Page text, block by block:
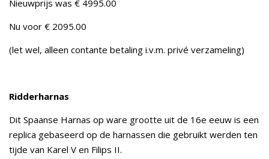
Nieuwprijs was € 4995.00
Nu voor € 2095.00
(let wel, alleen contante betaling i.v.m. privé verzameling)
Ridderharnas
Dit Spaanse Harnas op ware grootte uit de 16e eeuw is een
replica gebaseerd op de harnassen die gebruikt werden ten
tijde van Karel V en Filips II.